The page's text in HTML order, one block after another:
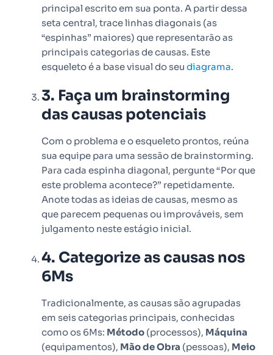
principal escrito em sua ponta. A partir dessa
seta central, trace linhas diagonais (as
“espinhas” maiores) que representarão as
principais categorias de causas. Este
esqueleto é a base visual do seu diagrama.
3. Faça um brainstorming
das causas potenciais
Com o problema e o esqueleto prontos, reúna
sua equipe para uma sessão de brainstorming.
Para cada espinha diagonal, pergunte “Por que
este problema acontece?” repetidamente.
Anote todas as ideias de causas, mesmo as
que parecem pequenas ou improváveis, sem
julgamento neste estágio inicial.
4. Categorize as causas nos
6Ms
Tradicionalmente, as causas são agrupadas
em seis categorias principais, conhecidas
como os 6Ms: Método (processos), Máquina
(equipamentos), Mão de Obra (pessoas), Meio